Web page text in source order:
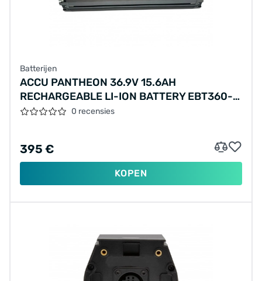
Batterijen
ACCU PANTHEON 36.9V 15.6AH
RECHARGEABLE LI-ION BATTERY EBT360-
149G4DLX 10INR22/71-3
0 recensies
395 €
KOPEN